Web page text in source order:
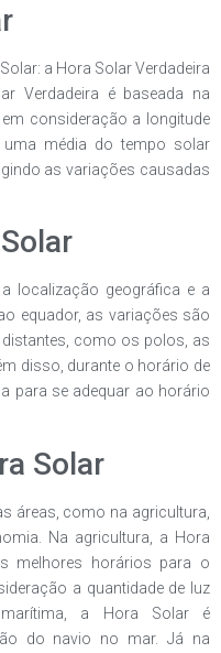
a Hora Solar Verdadeira
Verdadeira é baseada na
consideração a longitude
média do tempo solar
as variações causadas
localização geográfica e a
equador, as variações são
como os polos, as
disso, durante o horário de
para se adequar ao horário
Solar
áreas, como na agricultura,
Na agricultura, a Hora
melhores horários para o
a quantidade de luz
a Hora Solar é
do navio no mar. Já na